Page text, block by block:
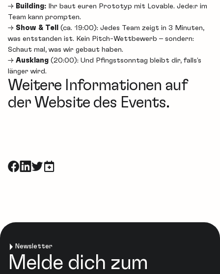
​→ Building: Ihr baut euren Prototyp mit Lovable. Jede:r im
Team kann prompten.
​→ Show & Tell
(ca. 19:00): Jedes Team zeigt in 3 Minuten,
was entstanden ist. Kein Pitch-Wettbewerb – sondern:
Schaut mal, was wir gebaut haben.
​→ Ausklang (20:00): Und Pfingstsonntag bleibt dir, falls’s
länger wird.
Weitere Informationen auf
der Website des Events.
Newsletter
Melde dich zum